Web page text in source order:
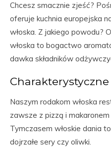
Chcesz smacznie zjeść?
oferuje kuchnia europejska
włoska. Z jakiego powodu?
włoska to bogactwo
dawka składników
Naszym rodakom włoska
zawsze z pizzą i
Tymczasem włoskie dania
dojrzałe sery czy oliwki.